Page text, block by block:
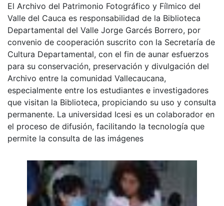
El Archivo del Patrimonio Fotográfico y Fílmico del
Valle del Cauca es responsabilidad de la Biblioteca
Departamental del Valle Jorge Garcés Borrero, por
convenio de cooperación suscrito con la Secretaría de
Cultura Departamental, con el fin de aunar esfuerzos
para su conservación, preservación y divulgación del
Archivo entre la comunidad Vallecaucana,
especialmente entre los estudiantes e investigadores
que visitan la Biblioteca, propiciando su uso y consulta
permanente. La universidad Icesi es un colaborador en
el proceso de difusión, facilitando la tecnología que
permite la consulta de las imágenes